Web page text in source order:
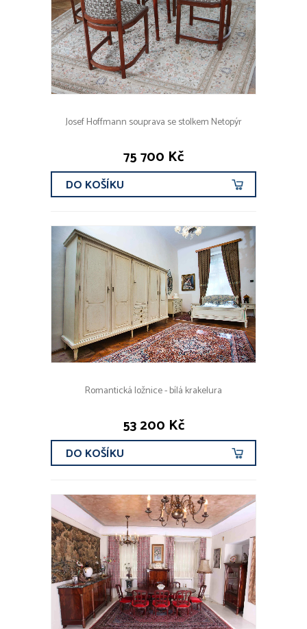
Josef Hoffmann souprava se stolkem Netopýr
75 700 Kč
DO KOŠÍKU
Romantická ložnice - bílá krakelura
53 200 Kč
DO KOŠÍKU